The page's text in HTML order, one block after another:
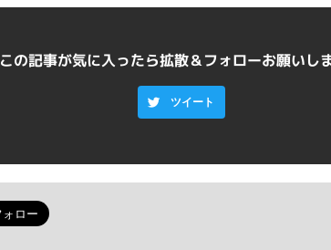
この記事が気に入ったら拡散＆フォローお願いし
ツイート